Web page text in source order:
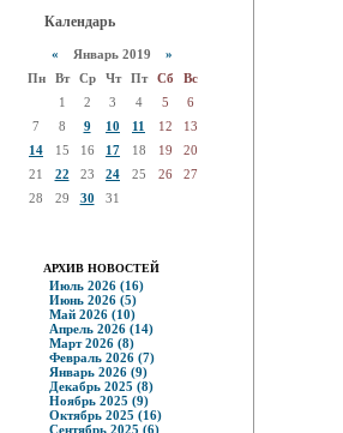
Календарь
« Январь 2019 »
Пн
Вт Ср Чт Пт Сб
Вс
1
2 3 4 5
6
7
8 9 10 11 12
13
14
15 16 17 18 19
20
21
22 23 24 25 26
27
28
29 30 31
АРХИВ НОВОСТЕЙ
Июль 2026 (16)
Июнь 2026 (5)
Май 2026 (10)
Апрель 2026 (14)
Март 2026 (8)
Февраль 2026 (7)
Январь 2026 (9)
Декабрь 2025 (8)
Ноябрь 2025 (9)
Октябрь 2025 (16)
Сентябрь 2025 (6)